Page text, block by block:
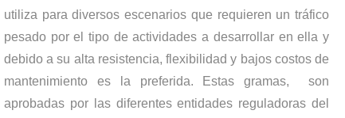
utiliza para diversos escenarios que requieren un tráfico
pesado por el tipo de actividades a desarrollar en ella y
debido a su alta resistencia, flexibilidad y bajos costos de
mantenimiento es la preferida. Estas gramas, son
aprobadas por las diferentes entidades reguladoras del